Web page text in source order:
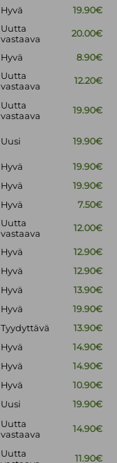
Hyvä 19.90€
Uutta
vastaava
20.00€
Hyvä 8.90€
Uutta
vastaava
12.20€
Uutta
vastaava
19.90€
Uusi 19.90€
Hyvä
19.90€
Hyvä
19.90€
Hyvä 7.50€
Uutta
vastaava
12.00€
Hyvä
12.90€
Hyvä
12.90€
Hyvä
13.90€
Hyvä
19.90€
Tyydyttävä
13.90€
Hyvä
14.90€
Hyvä
14.90€
Hyvä
10.90€
Uusi
19.90€
Uutta
vastaava
14.90€
Uutta
11.90€